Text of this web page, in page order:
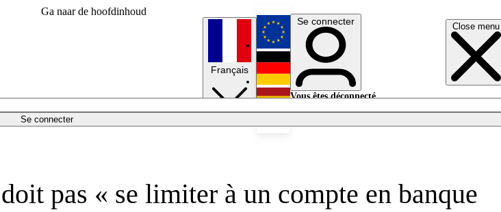
Ga naar de hoofdinhoud
Close menu
Se connecter
Français
English
Deutsch
Se connecter
Vous êtes déconnecté.
pas « se limiter à un compte en banque